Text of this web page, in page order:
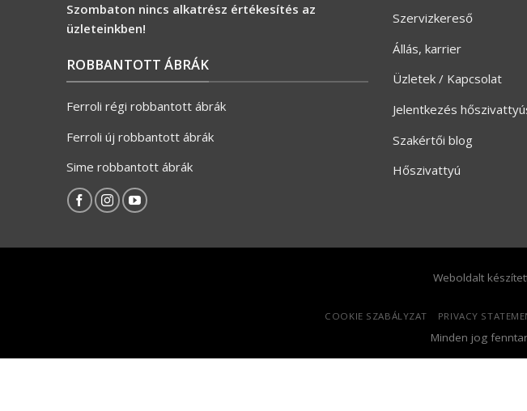
Szombaton nincs alkatrész értékesítés az
üzleteinkben!
ROBBANTOTT ÁBRÁK
Ferroli régi robbantott ábrák
Ferroli új robbantott ábrák
Sime robbantott ábrák
Szervizkereső
Állás, karrier
Üzletek / Kapcsolat
Jelentkezés
Szakértői blog
Hőszivattyú
Weboldalt
COOKIE SZABÁLYZAT PRIVACY
Minden jog